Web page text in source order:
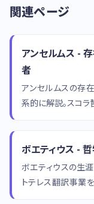
関連ページ
アンセルムス -
者
アンセルムスの存
系的に解説。スコ
ボエティウス -
ボエティウスの生涯
トテレス翻訳事業